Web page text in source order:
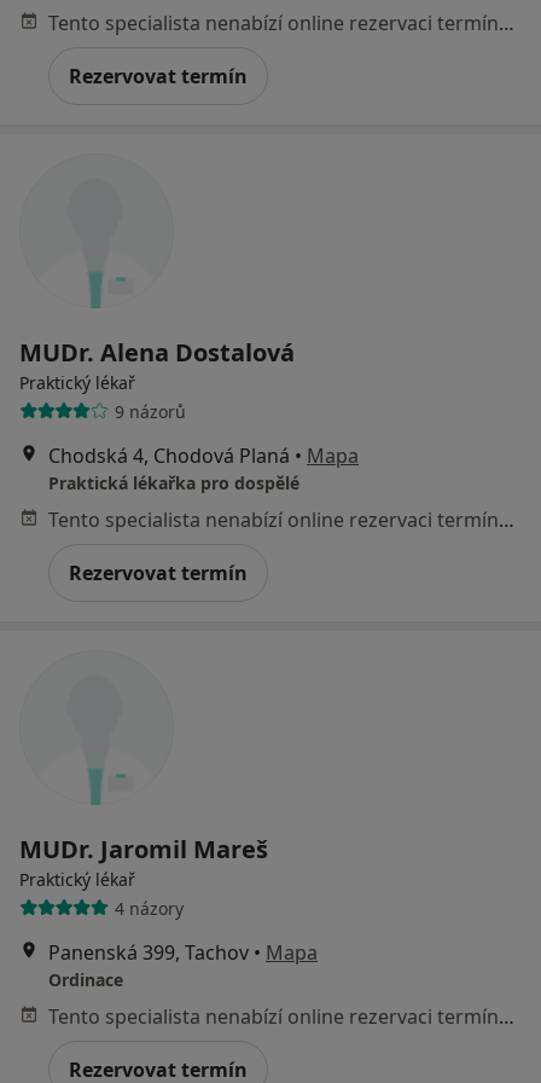
Tento specialista nenabízí online rezervaci termínu na této adrese.
Rezervovat termín
MUDr. Alena Dostalová
Praktický lékař
9 názorů
Chodská 4, Chodová Planá • Mapa
Praktická lékařka pro dospělé
Tento specialista nenabízí online rezervaci termínu na této adrese.
Rezervovat termín
MUDr. Jaromil Mareš
Praktický lékař
4 názory
Panenská 399, Tachov • Mapa
Ordinace
Tento specialista nenabízí online rezervaci termínu na této adrese.
Rezervovat termín